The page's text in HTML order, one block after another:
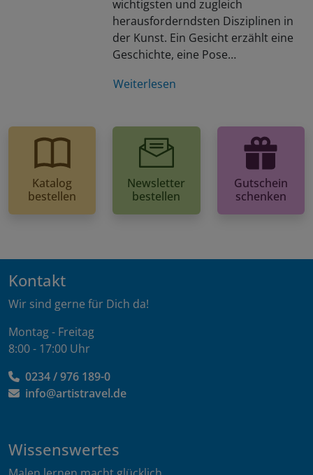
wichtigsten und zugleich
herausforderndsten Disziplinen in
der Kunst. Ein Gesicht erzählt eine
Geschichte, eine Pose…
Weiterlesen
Katalog
bestellen
Newsletter
bestellen
Gutschein
schenken
Kontakt
Wir sind gerne für Dich da!
Montag - Freitag
8:00 - 17:00 Uhr
0234 / 976 189-0
info@artistravel.de
Wissenswertes